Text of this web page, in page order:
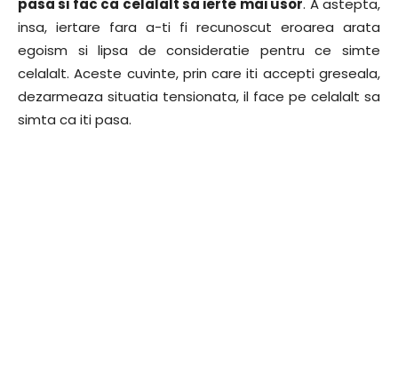
pasa si fac ca celalalt sa ierte mai usor. A astepta,
insa, iertare fara a-ti fi recunoscut eroarea arata
egoism si lipsa de consideratie pentru ce simte
celalalt. Aceste cuvinte, prin care iti accepti greseala,
dezarmeaza situatia tensionata, il face pe celalalt sa
simta ca iti pasa.